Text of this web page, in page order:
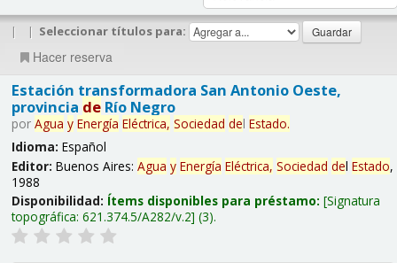
| | Seleccionar títulos para:
Hacer reserva
Estación transformadora San Antonio Oeste,
provincia deRío Negro
por Agua y Energía Eléctrica, Sociedad del Estado.
Idioma: Español
Editor: Buenos Aires: Agua y Energía Eléctrica, Sociedad del Estado,
1988
Disponibilidad: Ítems disponibles para préstamo: Signatura
topográfica: 621.374.5/A282/v.2 (3).